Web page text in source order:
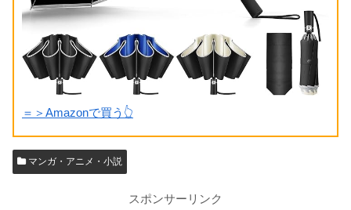
＝＞Amazonで買う👆
マンガ・アニメ・小説
スポンサーリンク